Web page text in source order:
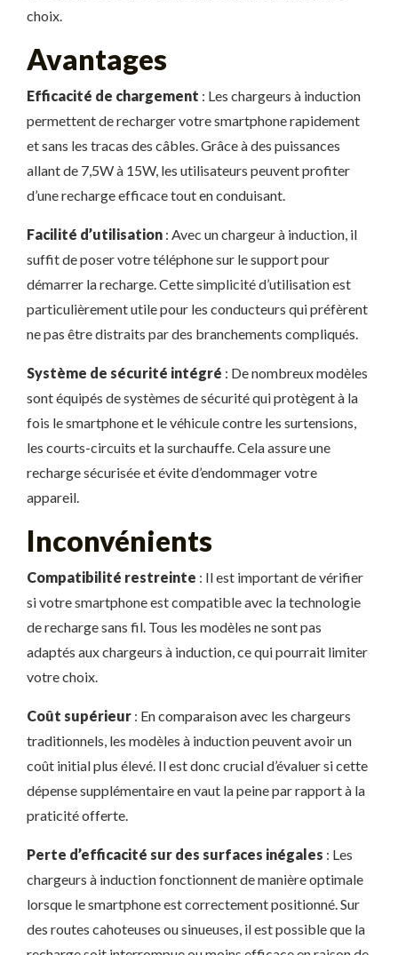
choix.
Avantages
Efficacité de chargement : Les chargeurs à induction
permettent de recharger votre smartphone rapidement
et sans les tracas des câbles. Grâce à des puissances
allant de 7,5W à 15W, les utilisateurs peuvent profiter
d’une recharge efficace tout en conduisant.
Facilité d’utilisation : Avec un chargeur à induction, il
suffit de poser votre téléphone sur le support pour
démarrer la recharge. Cette simplicité d’utilisation est
particulièrement utile pour les conducteurs qui préfèrent
ne pas être distraits par des branchements compliqués.
Système de sécurité intégré : De nombreux modèles
sont équipés de systèmes de sécurité qui protègent à la
fois le smartphone et le véhicule contre les surtensions,
les courts-circuits et la surchauffe. Cela assure une
recharge sécurisée et évite d’endommager votre
appareil.
Inconvénients
Compatibilité restreinte : Il est important de vérifier
si votre smartphone est compatible avec la technologie
de recharge sans fil. Tous les modèles ne sont pas
adaptés aux chargeurs à induction, ce qui pourrait limiter
votre choix.
Coût supérieur : En comparaison avec les chargeurs
traditionnels, les modèles à induction peuvent avoir un
coût initial plus élevé. Il est donc crucial d’évaluer si cette
dépense supplémentaire en vaut la peine par rapport à la
praticité offerte.
Perte d’efficacité sur des surfaces inégales : Les
chargeurs à induction fonctionnent de manière optimale
lorsque le smartphone est correctement positionné. Sur
des routes cahoteuses ou sinueuses, il est possible que la